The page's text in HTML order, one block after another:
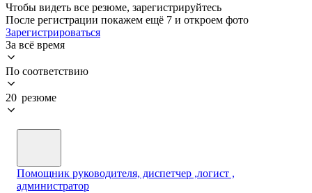
Чтобы видеть все резюме, зарегистрируйтесь
После регистрации покажем ещё 7 и откроем фото
Зарегистрироваться
За всё время
По соответствию
20 резюме
Помощник руководителя, диспетчер ,логист ,
администратор